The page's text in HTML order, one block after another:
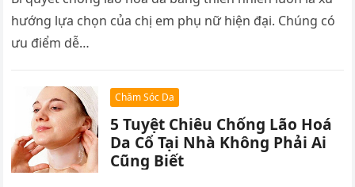
hướng lựa chọn của chị em phụ nữ hiện đại. Chúng có
ưu điểm dễ…
Chăm Sóc Da
5 Tuyệt Chiêu Chống Lão Hoá
Da Cổ Tại Nhà Không Phải Ai
Cũng Biết